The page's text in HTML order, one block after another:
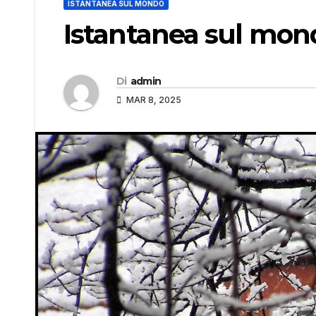
ISTANTANEA SUL MONDO
Istantanea sul
Di admin
MAR 8, 2025